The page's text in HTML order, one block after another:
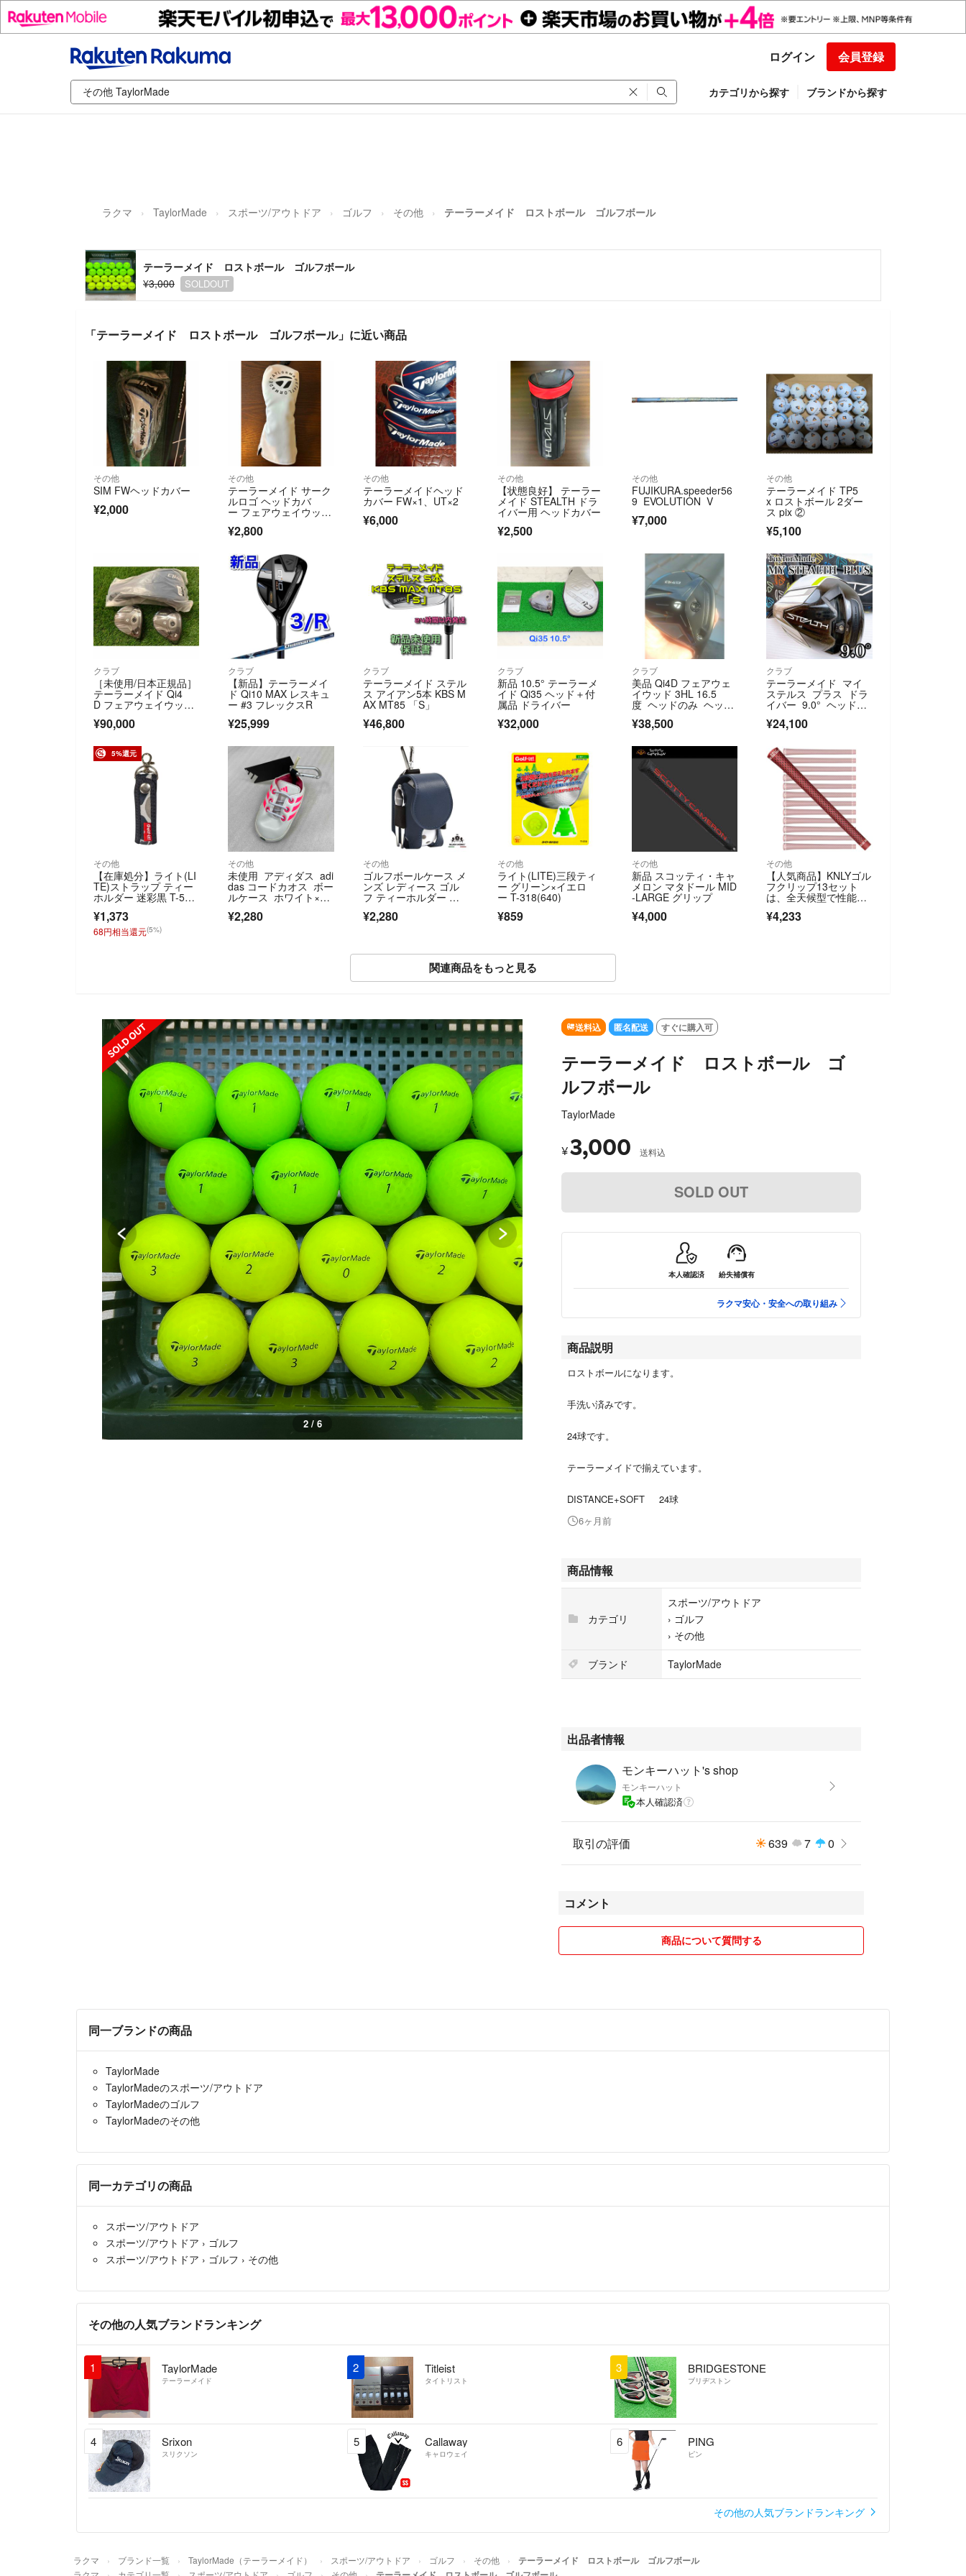
ログイン 会員登録
カテゴリから探す ブランドから探す
ラクマ TaylorMade スポーツ/アウトドア ゴルフ その他 テーラーメイド ロストボール ゴルフボール
テーラーメイド ロストボール ゴルフボール
¥3,000
SOLDOUT
「テーラーメイド ロストボール ゴルフボール」に近い商品
その他
SIM FWヘッドカバー
¥2,000
その他
テーラーメイド サーク
ルロゴ ヘッドカバ
ー フェアウェイウッ
ド White TM-HC-UN78
7-WH
¥2,800
その他
テーラーメイドヘッド
カバー FW×1、UT×2
¥6,000
その他
【状態良好】 テーラー
メイド STEALTH ドラ
イバー用 ヘッドカバー
¥2,500
その他
FUJIKURA.speeder56
9 EVOLUTION V
¥7,000
その他
テーラーメイド TP5
x ロストボール 2ダー
ス pix ②
¥5,100
クラブ
［未使用/日本正規品］
テーラーメイド Qi4
D フェアウェイウッ
EAX55
¥90,000
クラブ
【新品】テーラーメイ
ド Qi10 MAX レスキュ
ー #3 フレックスR
¥25,999
クラブ
テーラーメイド ステル
ス アイアン5本 KBS M
AX MT85 「S」
¥46,800
クラブ
新品 10.5° テーラーメ
イド Qi35 ヘッド＋付
属品 ドライバー
¥32,000
クラブ
美品 Qi4D フェアウェ
イウッド 3HL 16.5
度 ヘッドのみ ヘッド
¥38,500
クラブ
テーラーメイド マイ
ステルス プラス ドラ
イバー 9.0° ヘッドの
¥24,100
5%還元
その他
【在庫処分】ライト(LI
TE)ストラップ ティー
ホルダー 迷彩黒 T-503
¥1,373
68円相当還元(5%)
その他
未使用 アディダス adi
das コードカオス ボー
ルケース ホワイト×ピ
¥2,280
その他
ゴルフボールケース メ
ンズ レディース ゴル
フ ティーホルダー ゴ
¥2,280
その他
ライト(LITE)三段ティ
ー グリーン×イエロ
ー T-318(640)
¥859
その他
新品 スコッティ・キャ
メロン マタドール MID
-LARGE グリップ
¥4,000
その他
【人気商品】KNLYゴル
フクリップ13セット
は、全天候型で性能滑
¥4,233
関連商品をもっと見る
SOLD OUT SOLD OUT
3 / 6
送料込 匿名配送 すぐに購入可
テーラーメイド ロストボール ゴ
ルフボール
TaylorMade
¥3,000 送料込
SOLD OUT
本人確認済 紛失補償有
ラクマ安心・安全への取り組み
商品説明
ロストボールになります。
手洗い済みです。
24球です。
テーラーメイドで揃えています。
DISTANCE+SOFT 24球
6ヶ月前
商品情報
カテゴリ
スポーツ/アウトドア
› ゴルフ
› その他
ブランド
TaylorMade
出品者情報
モンキーハット's shop
モンキーハット
本人確認済
取引の評価 639 7 0
コメント
商品について質問する
同一ブランドの商品
TaylorMade
TaylorMadeのスポーツ/アウトドア
TaylorMadeのゴルフ
TaylorMadeのその他
同一カテゴリの商品
スポーツ/アウトドア
スポーツ/アウトドア › ゴルフ
スポーツ/アウトドア › ゴルフ › その他
その他の人気ブランドランキング
1 TaylorMade
テーラーメイド
2 Titleist
タイトリスト
3 BRIDGESTONE
ブリヂストン
4 Srixon
スリクソン
5 Callaway
キャロウェイ
6 PING
ピン
その他の人気ブランドランキング
ラクマ ブランド一覧 TaylorMade（テーラーメイド） スポーツ/アウトドア ゴルフ その他 テーラーメイド ロストボール ゴルフボール